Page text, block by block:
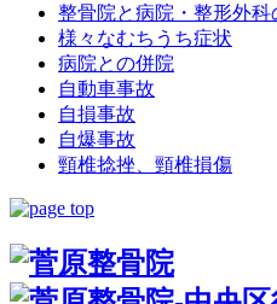
整骨院と病院・整形外科
様々なむちうち症状
病院との併院
自動車事故
自損事故
自爆事故
頸椎捻挫、頸椎損傷